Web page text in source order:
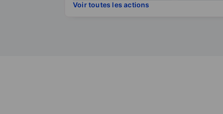
Voir toutes les actions